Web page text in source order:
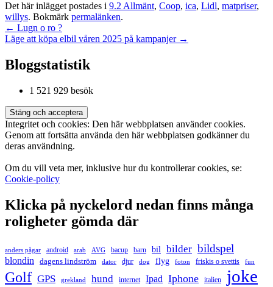
Det här inlägget postades i 9.2 Allmänt, Coop, ica, Lidl, matpriser,
willys. Bokmärk permalänken.
Inläggsnavigering
← Lugn o ro ?
Läge att köpa elbil våren 2025 på kampanjer →
Bloggstatistik
1 521 929 besök
Integritet och cookies: Den här webbplatsen använder cookies.
Genom att fortsätta använda den här webbplatsen godkänner du
deras användning.
Om du vill veta mer, inklusive hur du kontrollerar cookies, se:
Cookie-policy
Klicka på nyckelord nedan finns många
roligheter gömda där
anders pågar android arab AVG bacup barn bil bilder bildspel
blondin dagens lindström dator djur dog flyg foton friskis o svettis fun
Golf GPS grekland hund internet Ipad Iphone italien joke